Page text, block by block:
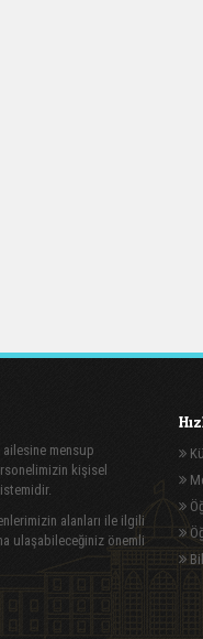
mensup
kişisel
alanları ile ilgili
ulaşabileceğiniz önemli